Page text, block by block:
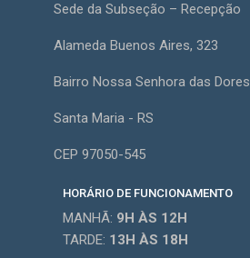
Sede da Subseção – Recepção
Alameda Buenos Aires, 323
Bairro Nossa Senhora das Dores
Santa Maria - RS
CEP 97050-545
HORÁRIO DE FUNCIONAMENTO
MANHÃ: 9H ÀS 12H
TARDE: 13H ÀS 18H